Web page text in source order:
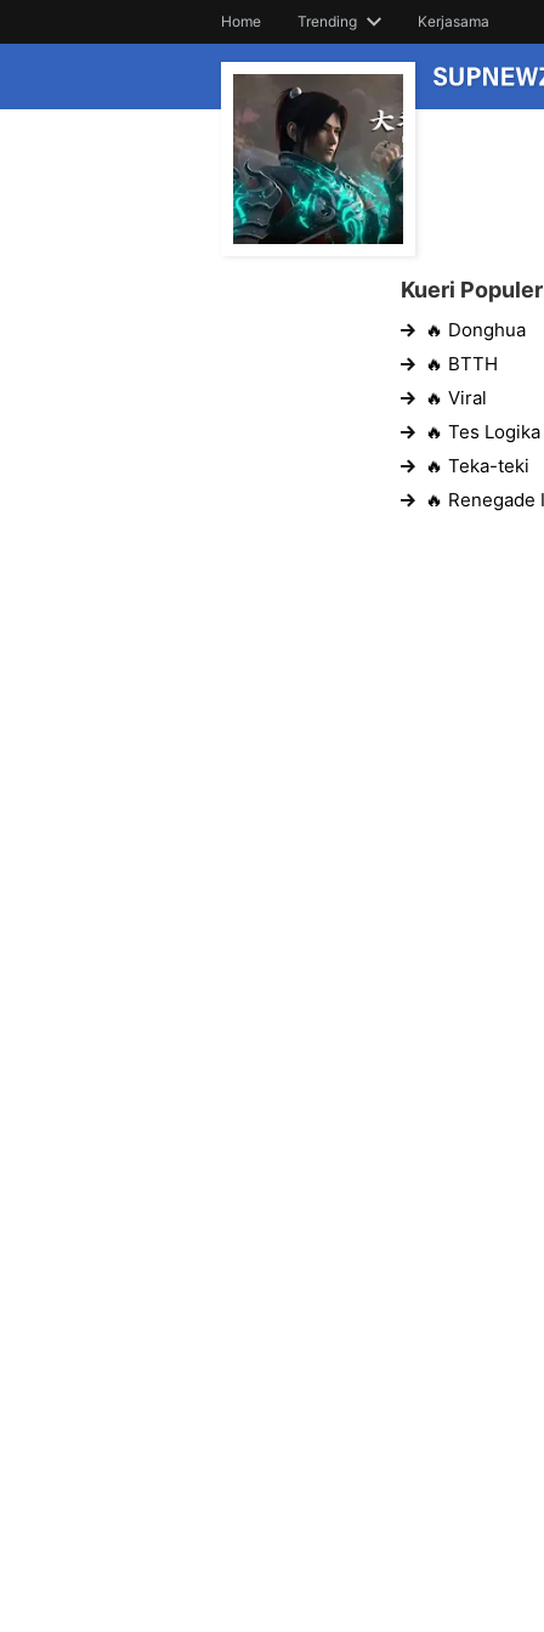
Home Trending Kerjasama
Kueri Populer
🔥 Donghua
🔥 BTTH
🔥 Viral
🔥 Tes Logika
🔥 Teka-teki